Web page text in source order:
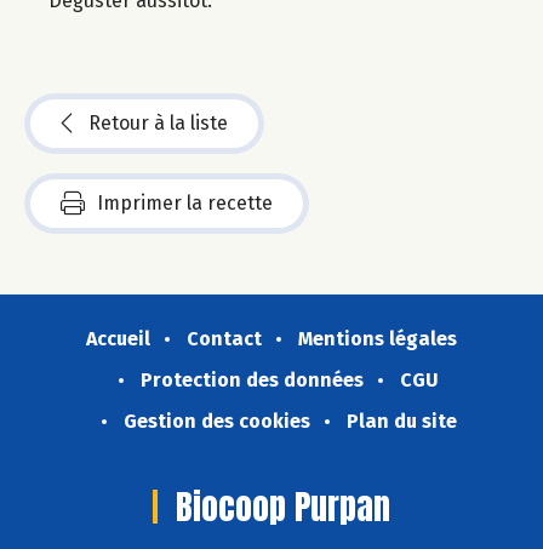
Retour à la liste
Imprimer la recette
Accueil Contact
Mentions légales
Protection des données
CGU
Gestion des cookies
Plan du site
Biocoop Purpan